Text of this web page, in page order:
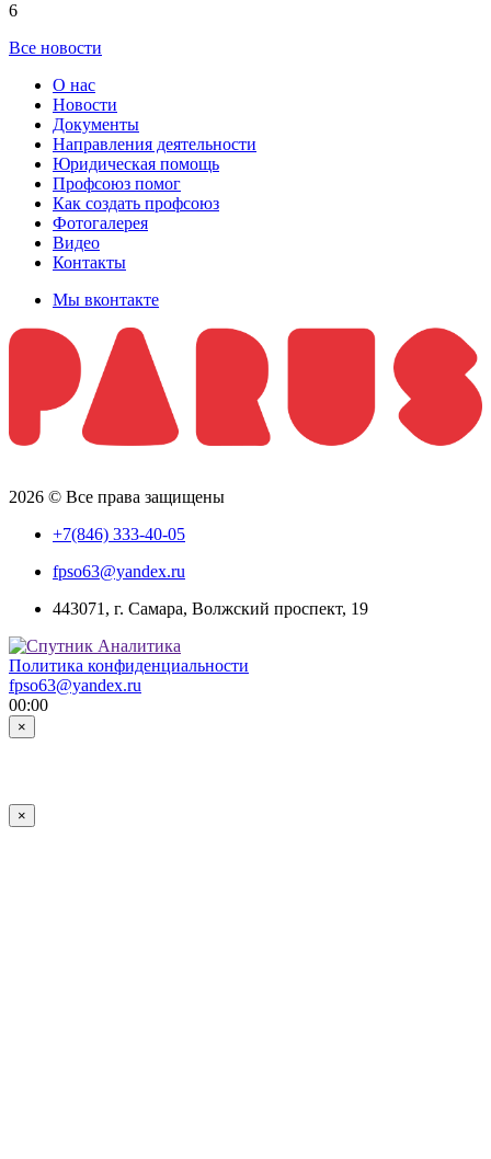
6
Все новости
О нас
Новости
Документы
Направления деятельности
Юридическая помощь
Профсоюз помог
Как создать профсоюз
Фотогалерея
Видео
Контакты
Мы вконтакте
2026 © Все права защищены
+7(846) 333-40-05
fpso63@yandex.ru
443071, г. Самара, Волжский проспект, 19
Политика конфиденциальности
fpso63@yandex.ru
00:00
×
×